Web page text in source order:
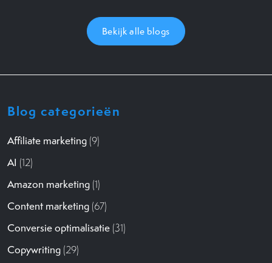
Bekijk alle blogs
Blog categorieën
Affiliate marketing (9)
AI (12)
Amazon marketing (1)
Content marketing (67)
Conversie optimalisatie (31)
Copywriting (29)